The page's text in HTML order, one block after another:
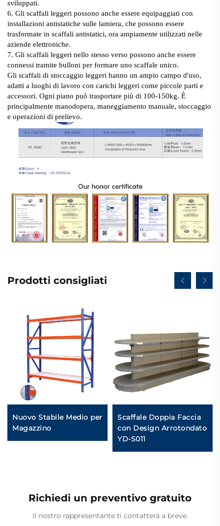
sviluppati.
6. Gli scaffali leggeri possono anche essere equipaggiati con
installazioni antistatiche sulle lamiera, che possono essere
trasformate in scaffali antistatici, ora ampiamente utilizzati nelle
aziende elettroniche.
7. Gli scaffali leggeri nello stesso verso possono anche essere
connessi tramite bulloni per formare uno scaffale unico.
Gli scaffali di stoccaggio leggeri hanno un ampio campo d'uso,
adatti a luoghi di lavoro con carichi leggeri come piccole parti e
accessori. Ogni piano può trasportare più di 100-150kg. È
principalmente manodopera, maneggiamento manuale, stoccaggio
e operazioni di prelievo.
Prodotti consigliati
Nuovo Stabile Medio per
Magazzino
Scaffale Doppia Faccia
con Design Arrotondato
YD-S011
Richiedi un preventivo gratuito
Il nostro rappresentante ti contatterà a breve.